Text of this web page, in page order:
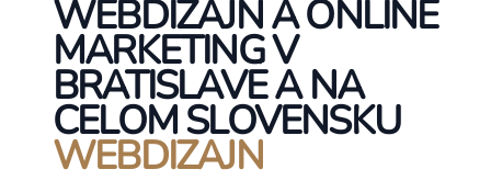
WEBDIZAJN A ONLINE
MARKETING V
BRATISLAVE A NA
CELOM SLOVENSKU
WEBDIZAJN